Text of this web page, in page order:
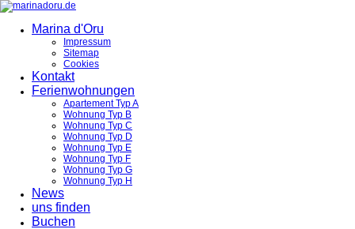
Marina d'Oru
Impressum
Sitemap
Cookies
Kontakt
Ferienwohnungen
Apartement Typ A
Wohnung Typ B
Wohnung Typ C
Wohnung Typ D
Wohnung Typ E
Wohnung Typ F
Wohnung Typ G
Wohnung Typ H
News
uns finden
Buchen